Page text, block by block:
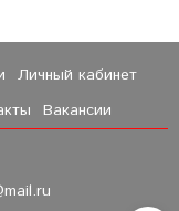
Личный кабинет
Вакансии